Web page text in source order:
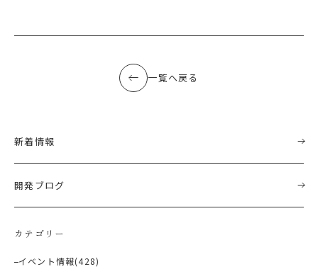
一覧へ戻る
新着情報
開発ブログ
カテゴリー
イベント情報(428)